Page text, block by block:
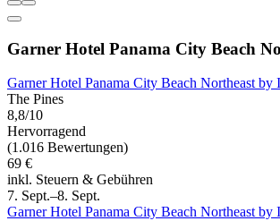
Garner Hotel Panama City Beach
Garner Hotel Panama City Beach Northeast by
The Pines
8,8/10
Hervorragend
(1.016 Bewertungen)
69 €
inkl. Steuern & Gebühren
7. Sept.–8. Sept.
Garner Hotel Panama City Beach Northeast by